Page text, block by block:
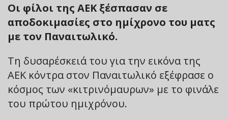
Οι φίλοι της ΑΕΚ ξέσπασαν σε
αποδοκιμασίες στο ημίχρονο του ματς
με τον Παναιτωλικό.
Τη δυσαρέσκειά του για την εικόνα της
ΑΕΚ κόντρα στον Παναιτωλικό εξέφρασε ο
κόσμος των «κιτρινόμαυρων» με το φινάλε
του πρώτου ημιχρόνου.